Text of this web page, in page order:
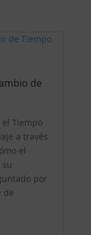
de
Tiempo
a través
el
por
de